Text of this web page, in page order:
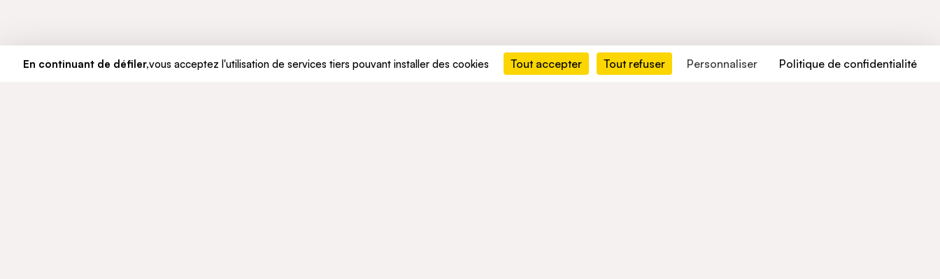
En continuant de défiler,vous acceptez l'utilisation de services tiers pouvant installer des cookies Tout accepter Tout refuser Personnaliser Politique de confidentialité